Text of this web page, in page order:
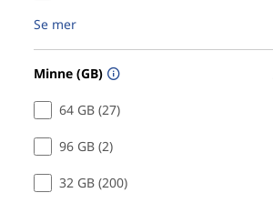
Se mer
Minne (GB)
64 GB (27)
96 GB (2)
32 GB (200)